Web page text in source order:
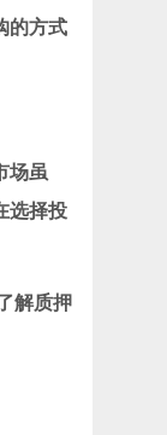
的方式
场虽
选择投
解质押